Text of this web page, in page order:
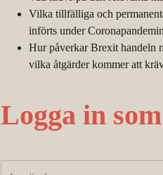
Vilka tillfälliga och
införts under Coronapandemin
Hur påverkar Brexit handeln
vilka åtgärder kommer att
Logga in